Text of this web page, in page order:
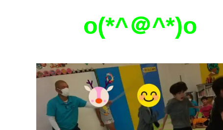
o(*^＠^*)o